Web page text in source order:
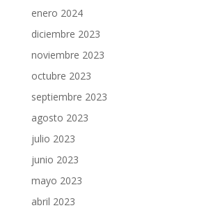
enero 2024
diciembre 2023
noviembre 2023
octubre 2023
septiembre 2023
agosto 2023
julio 2023
junio 2023
mayo 2023
abril 2023